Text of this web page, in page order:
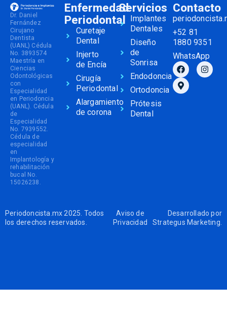
Dr. Daniel
Fernández
Cirujano
Dentista
(UANL) Cédula
No. 3893574
Maestría en
Ciencias
Odontológicas
con
Especialidad
en Periodoncia
(UANL). Cédula
de
Especialidad
No. 7939552.
Cédula de
especialidad
en
Implantología y
rehabilitación
bucal No.
15026238.
Enfermedad
Periodontal
Curetaje
Dental
Injerto
de Encía
Cirugía
Periodontal
Alargamiento
de corona
Servicios
Implantes
Dentales
Diseño
de
Sonrisa
Endodoncia
Ortodoncia
Prótesis
Dental
Contacto
+52 81
1880 9351
WhatsApp
Periodoncista.mx 2025. Todos
los derechos reservados.
Aviso de
Privacidad
Desarrollado por
Strategus Marketing